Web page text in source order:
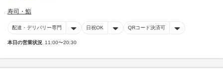
寿司・鮨
配達・デリバリー専門 日祝OK QRコード決済可
本日の営業状況 11:00〜20:30